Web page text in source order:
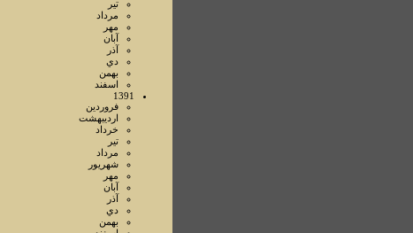
تير
مرداد
مهر
آبان
آذر
دي
بهمن
اسفند
1391
فروردين
ارديبهشت
خرداد
تير
مرداد
شهريور
مهر
آبان
آذر
دي
بهمن